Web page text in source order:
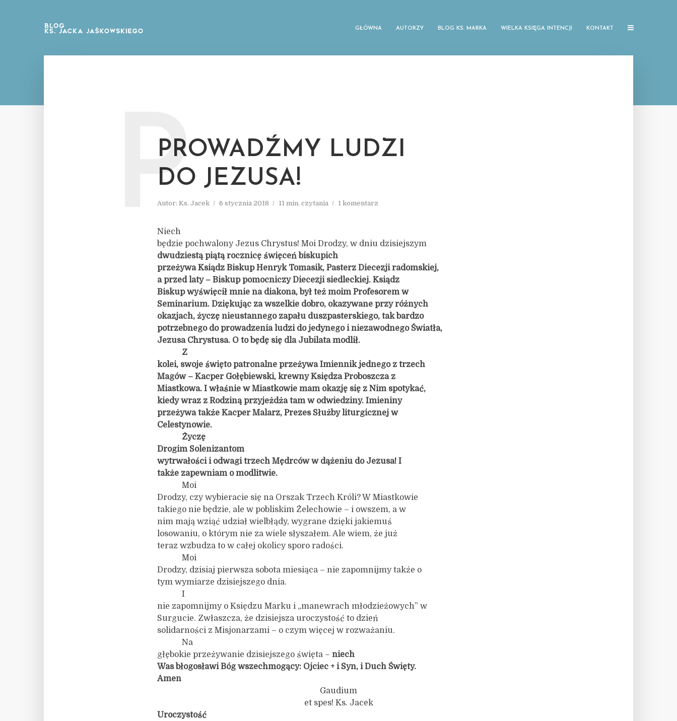
GŁÓWNA AUTORZY BLOG KS. MARKA WIELKA KSIĘGA INTENCJI KONTAKT
PROWADŹMY LUDZI
DO JEZUSA!
Autor: Ks. Jacek 6 stycznia 2018 11 min. czytania 1 komentarz
P
Niech
będzie pochwalony Jezus Chrystus! Moi Drodzy, w dniu dzisiejszym
dwudziestąpiątąrocznicę święceń biskupich
przeżywa Ksiądz Biskup Henryk Tomasik, Pasterz Diecezji radomskiej,
a przed laty – Biskup pomocniczy Diecezji siedleckiej. Ksiądz
Biskup wyświęcił mnie na diakona, był też moim Profesorem w
Seminarium. Dziękując za wszelkie dobro, okazywane przy różnych
okazjach, życzę nieustannego zapału duszpasterskiego, tak bardzo
potrzebnego do prowadzenia ludzi do jedynego i niezawodnego Światła,
Jezusa Chrystusa. O to będę się dla Jubilata modlił.
Z
kolei, swoje święto patronalne przeżywa Imiennik jednego z trzech
Magów – Kacper Gołębiewski, krewny Księdza Proboszcza z
Miastkowa. I właśnie w Miastkowie mam okazję się z Nim spotykać,
kiedy wraz z Rodziną przyjeżdża tam w odwiedziny. Imieniny
przeżywa także Kacper Malarz, Prezes Służby liturgicznej w
Celestynowie.
Życzę
Drogim Solenizantom
wytrwałości i odwagi trzech Mędrców w dążeniu do Jezusa! I
także zapewniam o modlitwie.
Moi
Drodzy, czy wybieracie się na Orszak Trzech Króli? W Miastkowie
takiego nie będzie, ale w pobliskim Żelechowie – i owszem, a w
nim mają wziąć udział wielbłądy, wygrane dzięki jakiemuś
losowaniu, o którym nie za wiele słyszałem. Ale wiem, że już
teraz wzbudza to w całej okolicy sporo radości.
Moi
Drodzy, dzisiaj pierwsza sobota miesiąca – nie zapomnijmy także o
tym wymiarze dzisiejszego dnia.
I
nie zapomnijmy o Księdzu Marku i „manewrach młodzieżowych” w
Surgucie. Zwłaszcza, że dzisiejsza uroczystość to dzień
solidarności z Misjonarzami – o czym więcej w rozważaniu.
Na
głębokie przeżywanie dzisiejszego święta – niech
Was błogosławi Bóg wszechmogący: Ojciec + i Syn, i Duch Święty.
Amen
Gaudium
et spes! Ks. Jacek
Uroczystość